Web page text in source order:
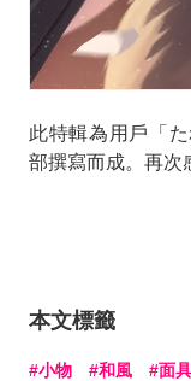
此特輯為用戶「
部撰寫而成。再次
本文標籤
小物 和風 面具